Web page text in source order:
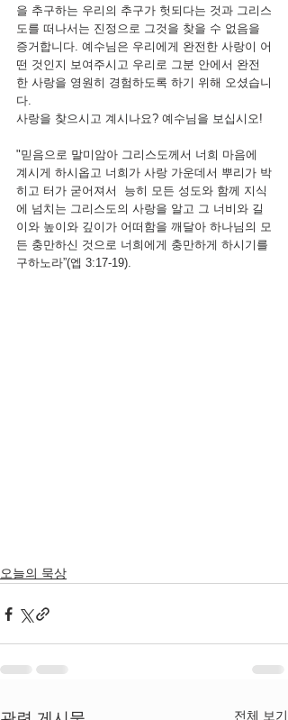
을 추구하는 우리의 추구가 헛되다는 것과 그리스
도를 떠나서는 진정으로 그것을 찾을 수 없음을
증거합니다. 예수님은 우리에게 완전한 사랑이 어
떤 것인지 보여주시고 우리로 그분 안에서 완전
한 사랑을 영원히 경험하도록 하기 위해 오셨습니
다.
사랑을 찾으시고 계시나요? 예수님을 보십시오!
"믿음으로 말미암아 그리스도께서 너희 마음에
계시게 하시옵고 너희가 사랑 가운데서 뿌리가 박
히고 터가 굳어져서  능히 모든 성도와 함께 지식
에 넘치는 그리스도의 사랑을 알고 그 너비와 길
이와 높이와 깊이가 어떠함을 깨달아 하나님의 모
든 충만하신 것으로 너희에게 충만하게 하시기를
구하노라”(엡 3:17-19).
오늘의 묵상
전체 보기